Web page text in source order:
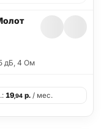
дБ, 4 Ом
19,94р./ мес.